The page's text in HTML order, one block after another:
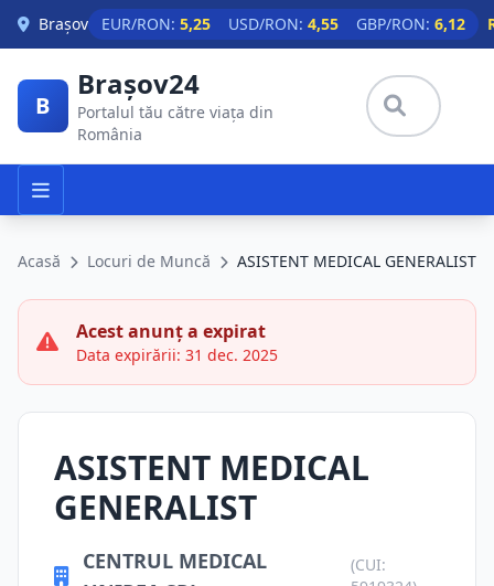
Skip to main content
Brașov EUR/RON: 5,25 USD/RON: 4,55 GBP/RON: 6,12
B
Brașov24
Portalul tău către viața din
România
Acasă Locuri de Muncă ASISTENT MEDICAL GENERALIST
Acest anunț a expirat
Data expirării: 31 dec. 2025
ASISTENT MEDICAL
GENERALIST
CENTRUL MEDICAL
(CUI: